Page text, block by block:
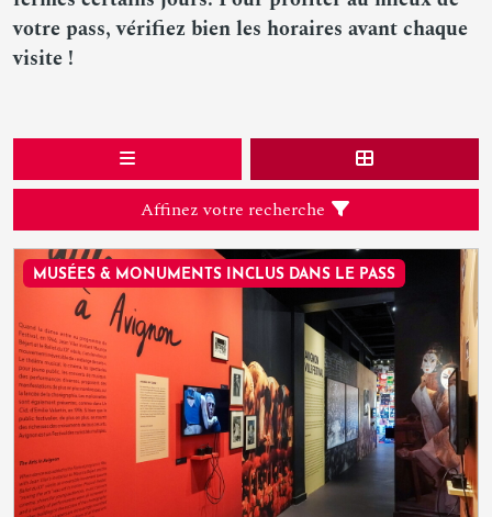
votre pass, vérifiez bien les horaires avant chaque
visite !
Affinez votre recherche
MUSÉES & MONUMENTS INCLUS DANS LE PASS